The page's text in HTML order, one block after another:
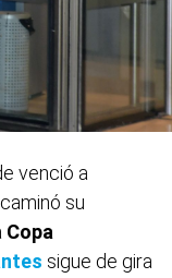
venció a
su
Copa
sigue de gira